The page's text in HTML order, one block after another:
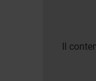
Il